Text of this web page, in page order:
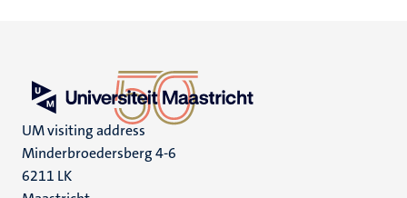
UM visiting address
Minderbroedersberg 4-6
6211 LK